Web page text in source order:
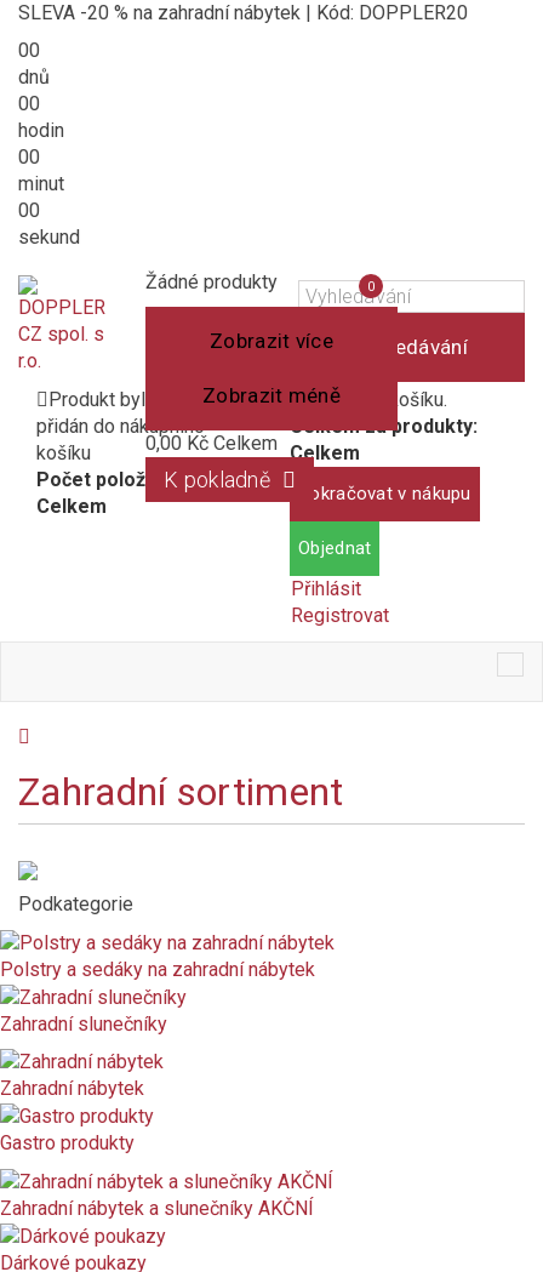
SLEVA -20 % na zahradní nábytek | Kód: DOPPLER20
00
dnů
00
hodin
00
minut
00
sekund
Vyhledávání
Košík
(prázdný)
Žádné produkty
Zobrazit více
Zobrazit méně
0,00 Kč Celkem
K pokladně
Produkt byl úspěšně
přidán do nákupního
košíku
Počet položek:
Celkem
1 produkt v košíku.
Celkem za produkty:
Celkem
Pokračovat v nákupu
Objednat
Přihlásit
Registrovat
Porovnání
produktů
0
Kč
Dostupnost
Skladem
Na objednání
Není skladem
Značka
Barva
moka
Zahradní sortiment
Podkategorie
Polstry a sedáky na zahradní nábytek
Zahradní slunečníky
Zahradní nábytek
Gastro produkty
Zahradní nábytek a slunečníky AKČNÍ
Dárkové poukazy